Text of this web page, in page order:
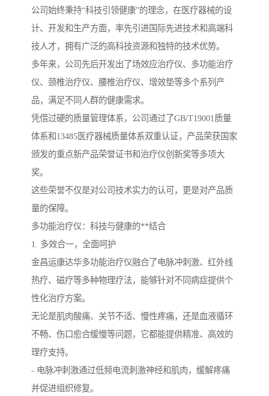
公司始终秉持“科技引领健康”的理念，在医疗器械的设
计、开发和生产方面，率先引进国际先进技术和高端科
技人才，拥有广泛的高科技资源和独特的技术优势。
多年来，公司先后开发出了场效应治疗仪、多功能治疗
仪、颈椎治疗仪、腰椎治疗仪、增效垫等多个系列产
品，满足不同人群的健康需求。
凭借过硬的质量管理体系，公司通过了GB/T19001质量
体系和13485医疗器械质量体系双重认证，产品荣获国家
颁发的重点新产品荣誉证书和治疗仪创新奖等多项大
奖。
这些荣誉不仅是对公司技术实力的认可，更是对产品质
量的保障。
多功能治疗仪：科技与健康的**结合
1. 多效合一，全面呵护
金昌运康达华多功能治疗仪融合了电脉冲刺激、红外线
热疗、磁疗等多种物理疗法，能够针对不同病症提供个
性化治疗方案。
无论是肌肉酸痛、关节不适、慢性疼痛，还是血液循环
不畅、伤口愈合缓慢等问题，它都能提供精准、高效的
理疗支持。
- 电脉冲刺激通过低频电流刺激神经和肌肉，缓解疼痛
并促进组织修复。